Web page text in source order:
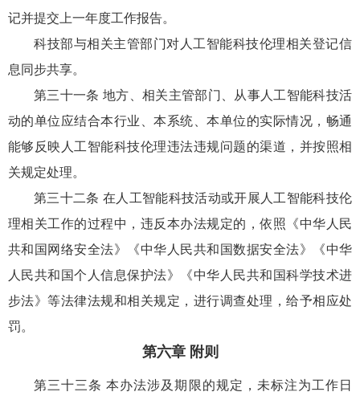
记并提交上一年度工作报告。
科技部与相关主管部门对人工智能科技伦理相关登记信
息同步共享。
第三十一条 地方、相关主管部门、从事人工智能科技活
动的单位应结合本行业、本系统、本单位的实际情况，畅通
能够反映人工智能科技伦理违法违规问题的渠道，并按照相
关规定处理。
第三十二条 在人工智能科技活动或开展人工智能科技伦
理相关工作的过程中，违反本办法规定的，依照《中华人民
共和国网络安全法》《中华人民共和国数据安全法》《中华
人民共和国个人信息保护法》《中华人民共和国科学技术进
步法》等法律法规和相关规定，进行调查处理，给予相应处
罚。
第六章 附则
第三十三条 本办法涉及期限的规定，未标注为工作日